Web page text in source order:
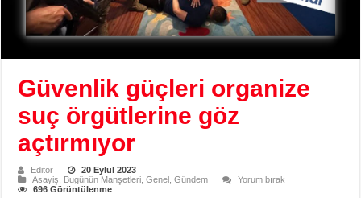
Güvenlik güçleri organize
suç örgütlerine göz
açtırmıyor
Editör
20 Eylül 2023
Asayiş
Bugünün Manşetleri ,Genel ,Gündem
Yorum bırak
696 Görüntülenme